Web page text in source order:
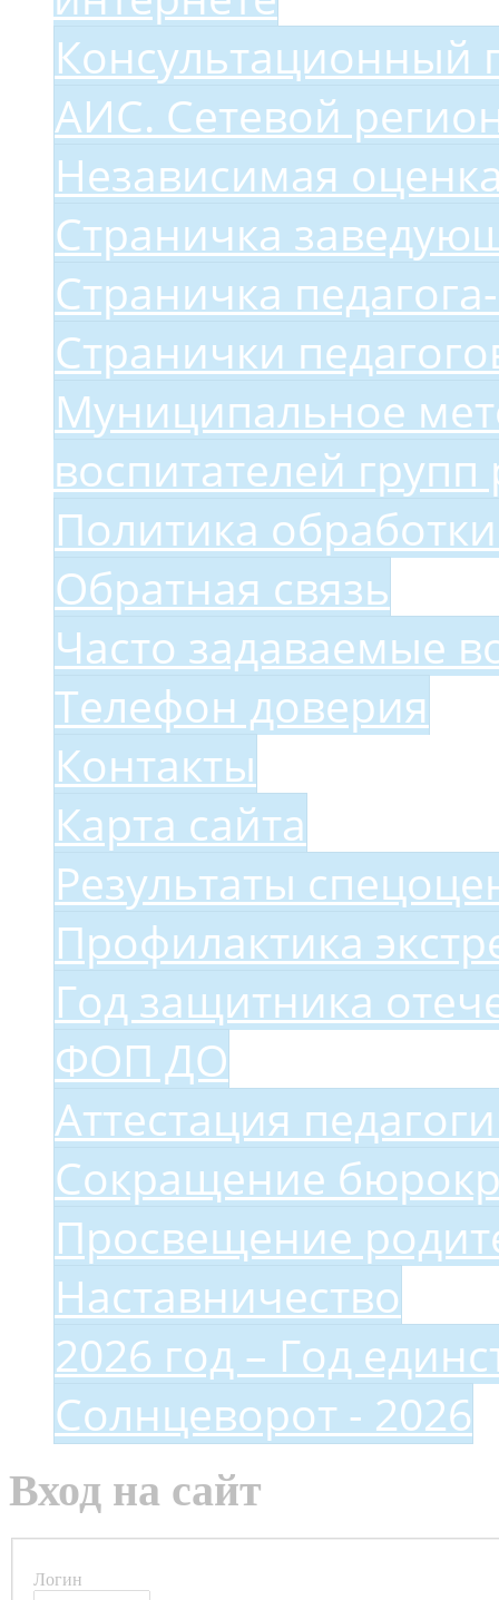
Консультационный
АИС. Сетевой
Независимая
Страничка
Страничка
Странички
Муниципальное
воспитателей
Политика
Обратная связь
Часто задаваемые
Телефон доверия
Контакты
Карта сайта
Результаты
Профилактика
Год защитника
ФОП ДО
Аттестация
Сокращение
Просвещение
Наставничество
2026 год – Год
Солнцеворот - 2026
Вход на сайт
Логин